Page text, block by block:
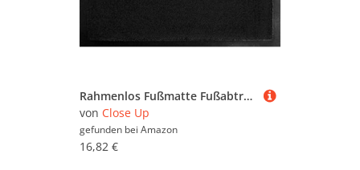
Rahmenlos Fußmatte Fußabtreter Fußabstreifer 40 x 60 cm Slide to Unlock
von Close Up
gefunden bei Amazon
16,82 €